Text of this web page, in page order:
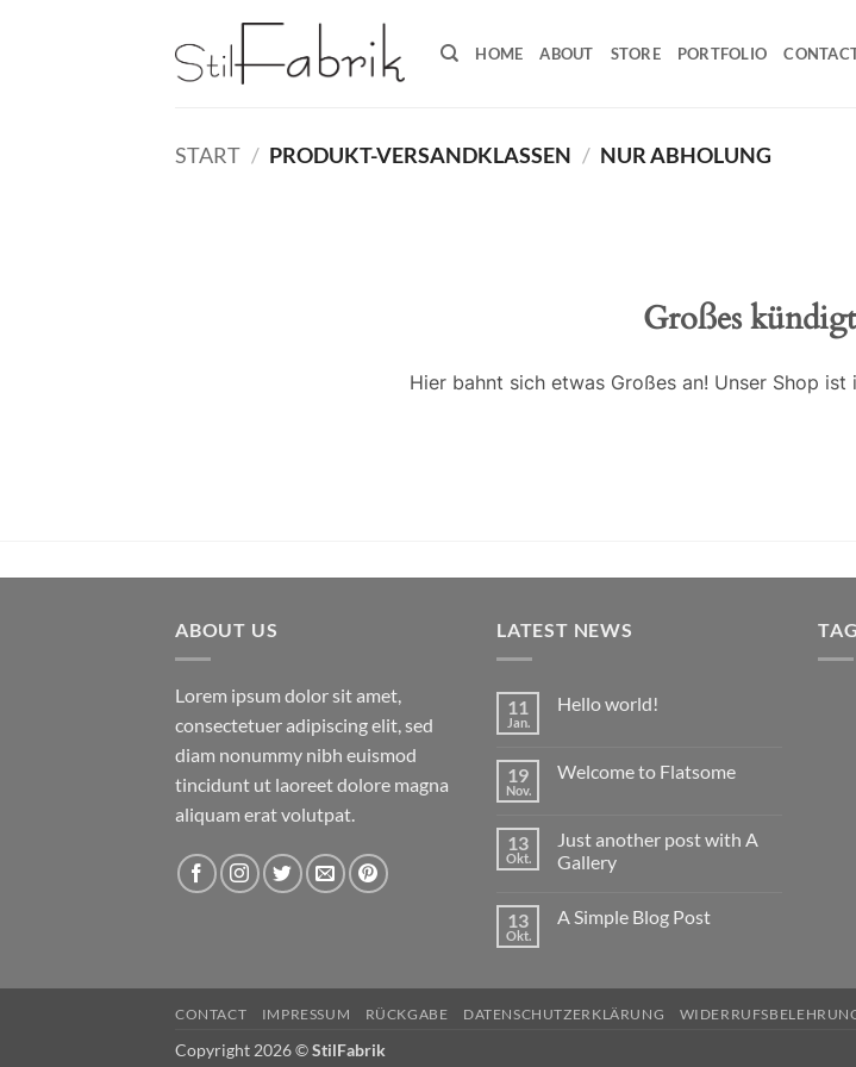
HOME ABOUT STORE PORTFOLIO
START / PRODUKT-VERSANDKLASSEN / NUR ABHOLUNG
Großes
Hier bahnt sich etwas Großes an! Unser Shop
ABOUT US
Lorem ipsum dolor sit amet,
consectetuer adipiscing elit, sed
diam nonummy nibh euismod
tincidunt ut laoreet dolore magna
aliquam erat volutpat.
LATEST NEWS
11
Jan.
Hello world!
Hello
19
Nov.
Welcome to Flatsome
Welcome
to
Flatsome
13
Okt.
Just another post with A
Gallery
zu
A
Gallery
13
Okt.
A Simple Blog Post
A
Blog
CONTACT IMPRESSUM RÜCKGABE DATENSCHUTZERKLÄRUNG
Copyright 2026 ©StilFabrik